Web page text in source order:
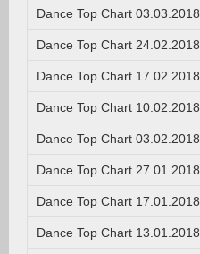
Dance Top Chart 03.03.2018.
Dance Top Chart 24.02.2018.
Dance Top Chart 17.02.2018.
Dance Top Chart 10.02.2018.
Dance Top Chart 03.02.2018.
Dance Top Chart 27.01.2018.
Dance Top Chart 17.01.2018.
Dance Top Chart 13.01.2018.